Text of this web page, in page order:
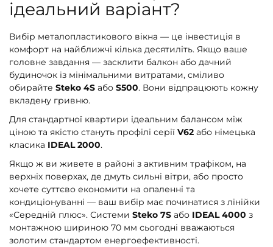
ідеальний варіант?
Вибір металопластикового вікна — це інвестиція в
комфорт на найближчі кілька десятиліть. Якщо ваше
головне завдання — засклити балкон або дачний
будиночок із мінімальними витратами, сміливо
обирайте Steko 4S або S500. Вони відпрацюють кожну
вкладену гривню.
Для стандартної квартири ідеальним балансом між
ціною та якістю стануть профілі серії V62 або німецька
класика IDEAL 2000.
Якщо ж ви живете в районі з активним трафіком, на
верхніх поверхах, де дмуть сильні вітри, або просто
хочете суттєво економити на опаленні та
кондиціонуванні — ваш вибір має починатися з лінійки
«Середній плюс». Системи Steko 7S або IDEAL 4000 з
монтажною шириною 70 мм сьогодні вважаються
золотим стандартом енергоефективності.